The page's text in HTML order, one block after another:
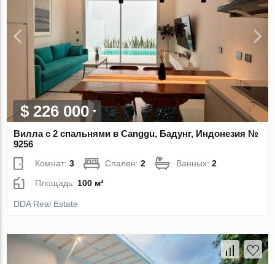
$ 226 000
Вилла с 2 спальнями в Canggu, Бадунг, Индонезия №
9256
Комнат:3 Спален:2 Ванных:2
Площадь:100 м²
DDA Real Estate